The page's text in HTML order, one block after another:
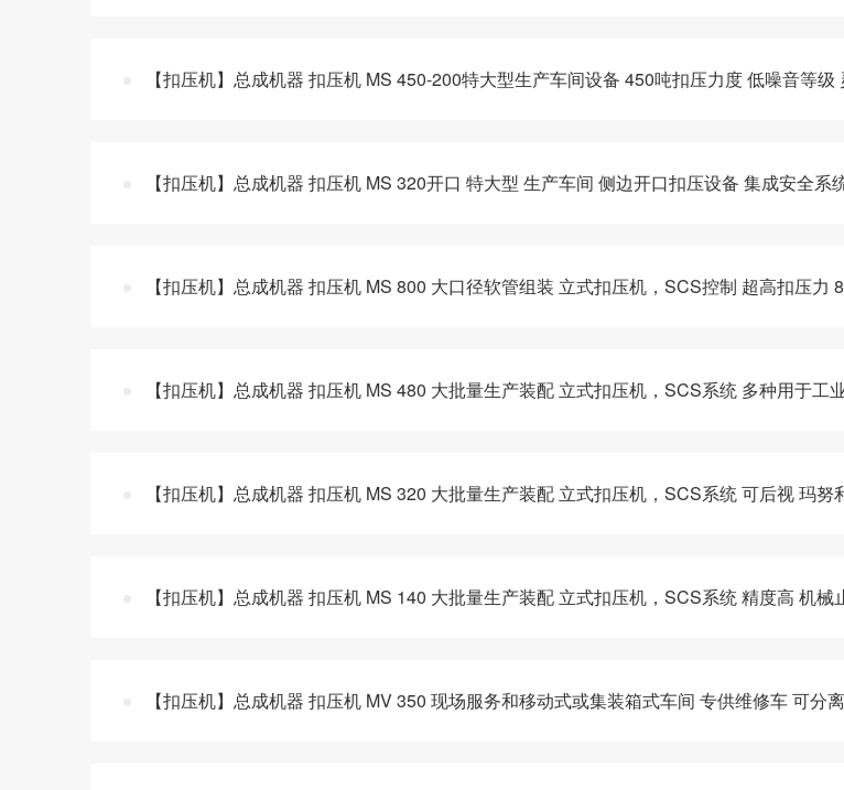
【扣压机】总成机器 扣压机 MS 450-200特大型生产车间设备 450吨扣压力度 低噪音等
【扣压机】总成机器 扣压机 MS 320开口 特大型 生产车间 侧边开口扣压设备 集成安全
【扣压机】总成机器 扣压机 MS 800 大口径软管组装 立式扣压机，SCS控制 超高扣压力
【扣压机】总成机器 扣压机 MS 480 大批量生产装配 立式扣压机，SCS系统 多种用于工
【扣压机】总成机器 扣压机 MS 320 大批量生产装配 立式扣压机，SCS系统 可后视 玛努
【扣压机】总成机器 扣压机 MS 140 大批量生产装配 立式扣压机，SCS系统 精度高 机
【扣压机】总成机器 扣压机 MV 350 现场服务和移动式或集装箱式车间 专供维修车 可分